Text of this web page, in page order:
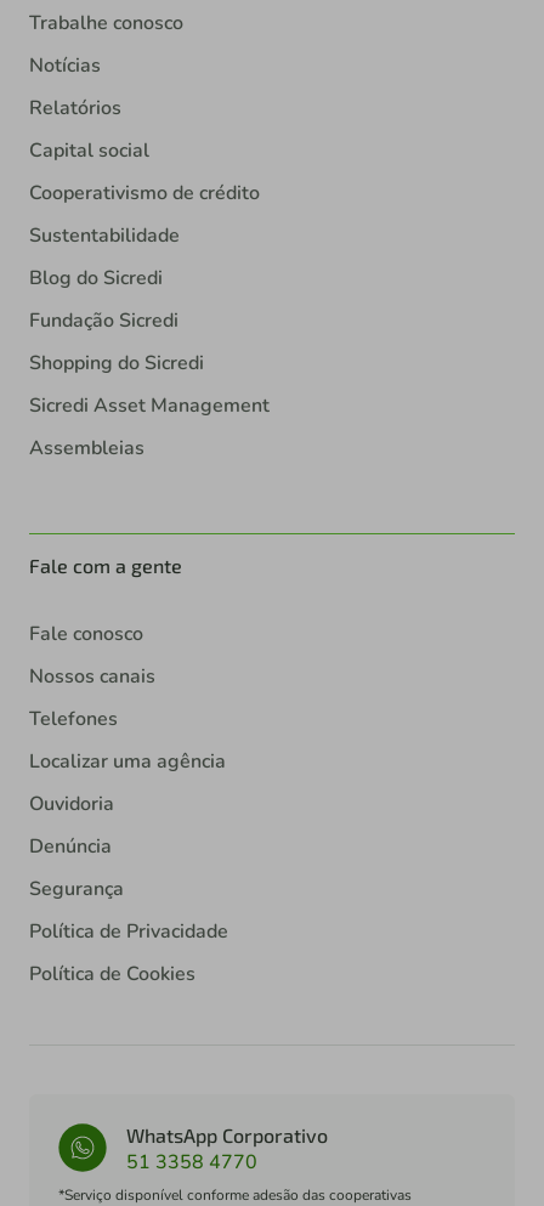
Trabalhe conosco
Notícias
Relatórios
Capital social
Cooperativismo de crédito
Sustentabilidade
Blog do Sicredi
Fundação Sicredi
Shopping do Sicredi
Sicredi Asset Management
Assembleias
Fale com a gente
Fale conosco
Nossos canais
Telefones
Localizar uma agência
Ouvidoria
Denúncia
Segurança
Política de Privacidade
Política de Cookies
WhatsApp Corporativo
51 3358 4770
*Serviço disponível conforme adesão das cooperativas